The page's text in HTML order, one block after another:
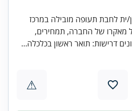
ית לחבת תעופה מובילה במרכז
מאקרו של החברה, תמחירים,
דרישות: תואר ראשון בכלכלה...
⚠